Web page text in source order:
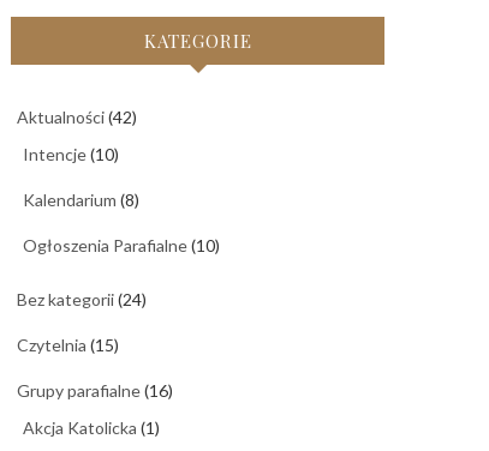
KATEGORIE
Aktualności(42)
Intencje(10)
Kalendarium (8)
Ogłoszenia Parafialne(10)
Bez kategorii(24)
Czytelnia (15)
Grupy parafialne(16)
Akcja Katolicka (1)